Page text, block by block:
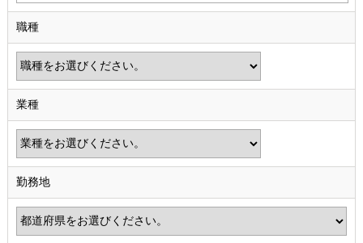
職種
業種
勤務地